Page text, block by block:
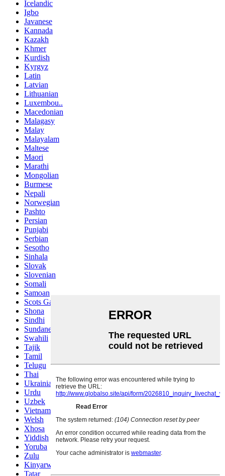
Icelandic
Igbo
Javanese
Kannada
Kazakh
Khmer
Kurdish
Kyrgyz
Latin
Latvian
Lithuanian
Luxembou..
Macedonian
Malagasy
Malay
Malayalam
Maltese
Maori
Marathi
Mongolian
Burmese
Nepali
Norwegian
Pashto
Persian
Punjabi
Serbian
Sesotho
Sinhala
Slovak
Slovenian
Somali
Samoan
Scots Gaelic
Shona
Sindhi
Sundanese
Swahili
Tajik
Tamil
Telugu
Thai
Ukrainian
Urdu
Uzbek
Vietnamese
Welsh
Xhosa
Yiddish
Yoruba
Zulu
Kinyarwanda
Tatar